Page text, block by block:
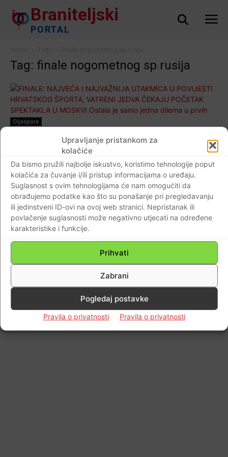
Upravljanje pristankom za
kolačiće
Da bismo pružili najbolje iskustvo, koristimo tehnologije poput
kolačića za čuvanje i/ili pristup informacijama o uređaju.
Suglasnost s ovim tehnologijama će nam omogućiti da
obrađujemo podatke kao što su ponašanje pri pregledavanju
ili jedinstveni ID-ovi na ovoj web stranici. Nepristanak ili
povlačenje suglasnosti može negativno utjecati na određene
karakteristike i funkcije.
Prihvati
Zabrani
Pogledaj postavke
Pravila o privatnosti Pravila o privatnosti
Braniteljski
PORTAL
Tag: finale nogometnog sp rusija
Dijaspora
FINALE: NAJVEĆA I NAJVAŽNIJA
UTAKMICA U POVIJESTI HRVATSKOG
ŠPORTA, VATRENI JEDVA ČEKAJU
POČETAK SPEKTAKLA U MOSKVI Ostala je
samo jedna dilema u prvih 11!
Braniteljski portal 15.07.2018
Kontaktirajte nas
© Newspaper WordPress Theme by TagDiv